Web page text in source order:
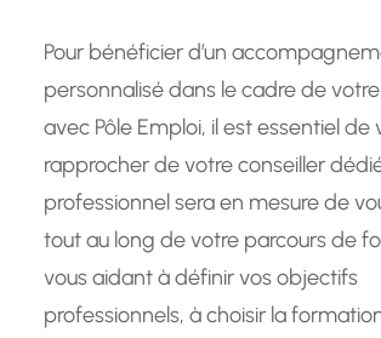
Pour bénéficier d’un
personnalisé dans le cadre de
avec Pôle Emploi, il est essentiel de
rapprocher de votre conseiller
professionnel sera en mesure de
tout au long de votre parcours de
vous aidant à définir vos objectifs
professionnels, à choisir la